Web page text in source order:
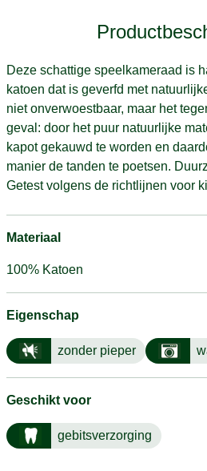
Deze schattige speelkameraad is
katoen dat is geverfd met
niet onverwoestbaar, maar het
geval: door het puur natuurlijke
kapot gekauwd te worden en
manier de tanden te poetsen.
Getest volgens de richtlijnen voor
Materiaal
100% Katoen
Eigenschap
zonder pieper
Geschikt voor
gebitsverzorging